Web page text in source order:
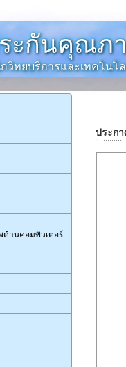
ะกันคุณภ
วิทยบริการและเทคโน
านคอมพิวเตอร์
ประก